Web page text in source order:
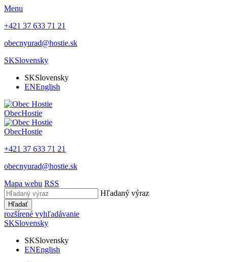
Menu
+421 37 633 71 21
obecnyurad@hostie.sk
SKSlovensky
SKSlovensky
ENEnglish
ObecHostie
ObecHostie
+421 37 633 71 21
obecnyurad@hostie.sk
Mapa webu RSS
Hľadaný výraz
Hľadať
rozšírené vyhľadávanie
SKSlovensky
SKSlovensky
ENEnglish